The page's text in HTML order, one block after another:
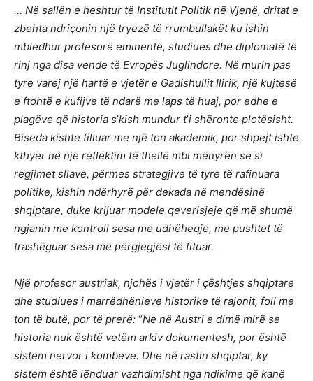
… Në sallën e heshtur të Institutit Politik në Vjenë, dritat e
zbehta ndriçonin një tryezë të rrumbullakët ku ishin
mbledhur profesorë eminentë, studiues dhe diplomatë të
rinj nga disa vende të Evropës Juglindore. Në murin pas
tyre varej një hartë e vjetër e Gadishullit Ilirik, një kujtesë
e ftohtë e kufijve të ndarë me laps të huaj, por edhe e
plagëve që historia s’kish mundur t’i shëronte plotësisht.
Biseda kishte filluar me një ton akademik, por shpejt ishte
kthyer në një reflektim të thellë mbi mënyrën se si
regjimet sllave, përmes strategjive të tyre të rafinuara
politike, kishin ndërhyrë për dekada në mendësinë
shqiptare, duke krijuar modele qeverisjeje që më shumë
ngjanin me kontroll sesa me udhëheqje, me pushtet të
trashëguar sesa me përgjegjësi të fituar.
Një profesor austriak, njohës i vjetër i çështjes shqiptare
dhe studiues i marrëdhënieve historike të rajonit, foli me
ton të butë, por të prerë: “Ne në Austri e dimë mirë se
historia nuk është vetëm arkiv dokumentesh, por është
sistem nervor i kombeve. Dhe në rastin shqiptar, ky
sistem është lënduar vazhdimisht nga ndikime që kanë